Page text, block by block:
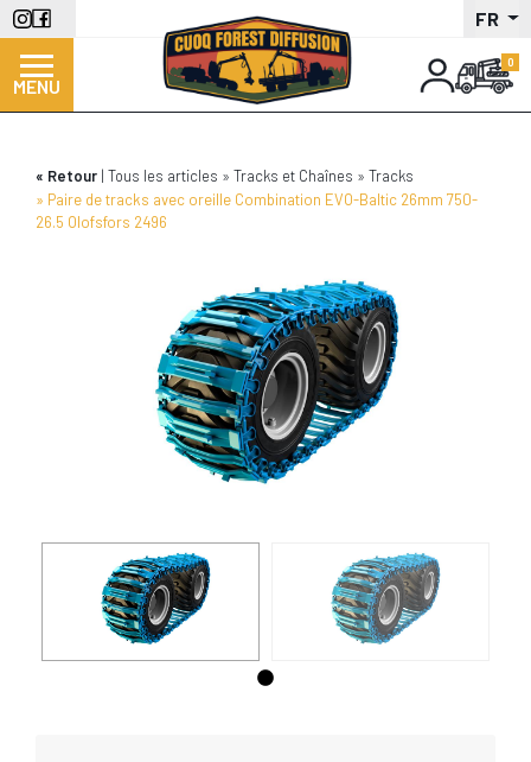
Aller
au
contenu
principal
FR
MENU
Retour Tous les articles Tracks et Chaînes
Tracks
Paire de tracks avec oreille Combination EVO-Baltic 26mm 750-
26.5 Olofsfors 2496